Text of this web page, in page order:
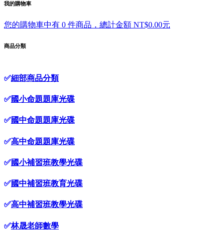
我的購物車
您的購物車中有 0 件商品，總計金額 NT$0.00元
商品分類
✅細部商品分類
✅國小命題題庫光碟
✅國中命題題庫光碟
✅高中命題題庫光碟
✅國小補習班教學光碟
✅國中補習班教育光碟
✅高中補習班教學光碟
✅林晟老師數學